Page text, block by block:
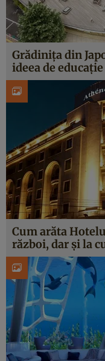
Grădiniţa din
ideea de
Cum arăta
război, dar şi la